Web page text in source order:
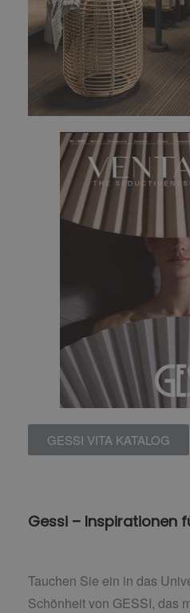
GESSI VITA KATALOG
Gessi – Inspirationen
Tauchen Sie ein in das
Schönheit von GESSI, das